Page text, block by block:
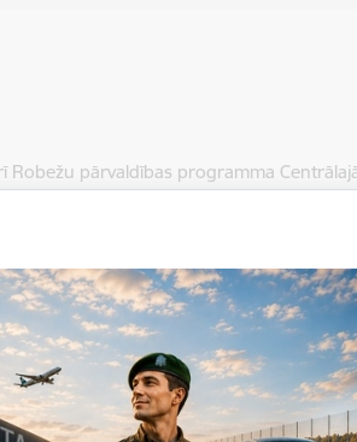
pārvaldības programma
drošības komitejas departamentam
infrasarkanos termometrus
datorus un printerus.
pamatojoties uz nacionālo